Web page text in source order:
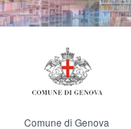
Comune di Genova